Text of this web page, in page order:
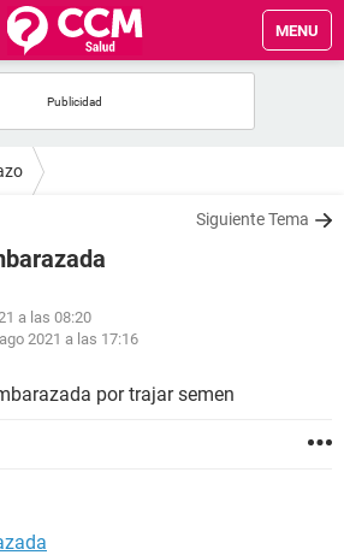
MENU
Siguiente Tema
a las 08:20
2021 a las 17:16
por trajar semen